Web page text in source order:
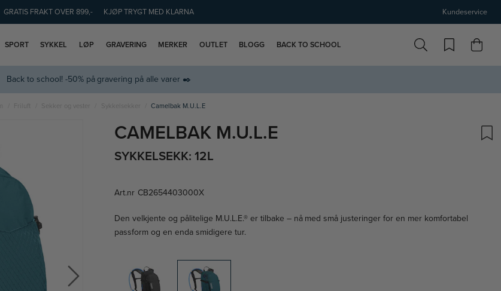
GRATIS FRAKT OVER 899,- KJØP TRYGT MED KLARNA Kundeservice
SPORT SYKKEL LØP GRAVERING MERKER OUTLET BLOGG BACK TO SCHOOL
Back to school! -50% på gravering på alle varer ✒️
Friluft Sekker og vester Sykkelsekker Camelbak M.U.L.E
CAMELBAK M.U.L.E
SYKKELSEKK: 12L
Art.nr CB2654403000X
Den velkjente og pålitelige M.U.L.E.® er tilbake – nå med små justeringer for en mer komfortabel
passform og en enda smidigere tur.